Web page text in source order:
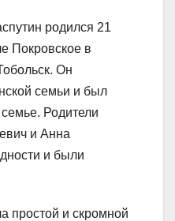
родился 21
Покровское в
Он
семьи и был
Родители
и Анна
и были
простой и скромной